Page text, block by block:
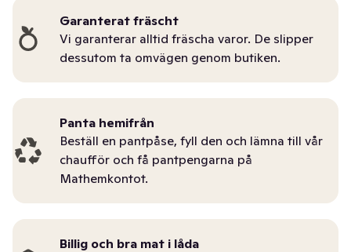
Garanterat fräscht
Vi garanterar alltid fräscha varor. De slipper
dessutom ta omvägen genom butiken.
Panta hemifrån
Beställ en pantpåse, fyll den och lämna till vår
chaufför och få pantpengarna på
Mathemkontot.
Billig och bra mat i låda